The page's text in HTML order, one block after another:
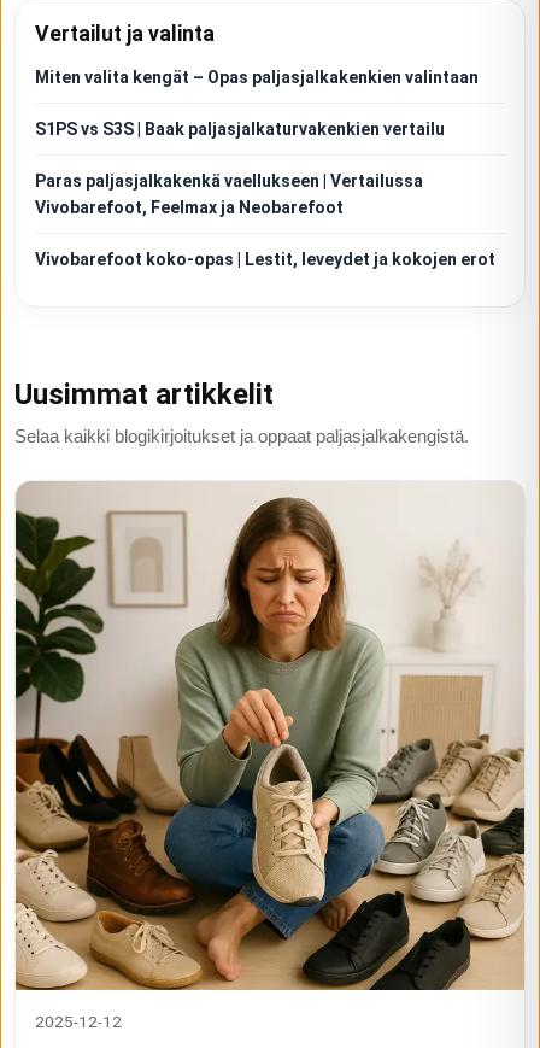
Vertailut ja valinta
Miten valita kengät – Opas paljasjalkakenkien valintaan
S1PS vs S3S | Baak paljasjalkaturvakenkien vertailu
Paras paljasjalkakenkä vaellukseen | Vertailussa
Vivobarefoot, Feelmax ja Neobarefoot
Vivobarefoot koko-opas | Lestit, leveydet ja kokojen erot
Uusimmat artikkelit
Selaa kaikki blogikirjoitukset ja oppaat paljasjalkakengistä.
2025-12-12